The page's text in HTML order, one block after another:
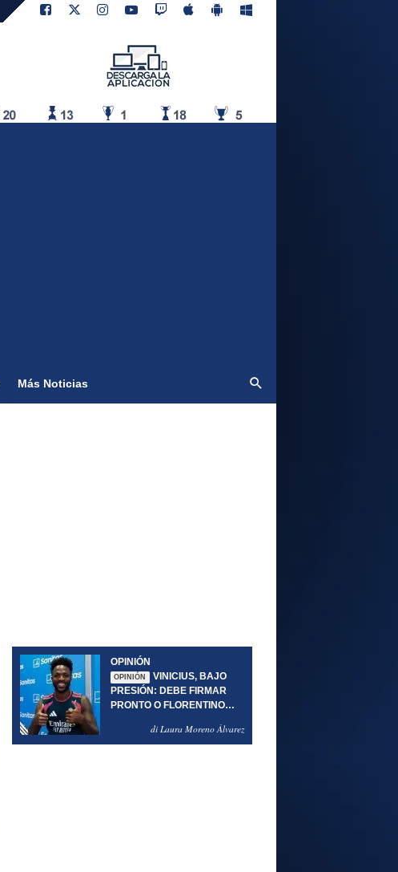
Más Noticias
OPINIÓN
OPINIÓN
VINICIUS, BAJO
PRESIÓN: DEBE FIRMAR
PRONTO O FLORENTINO
di Laura Moreno Álvarez